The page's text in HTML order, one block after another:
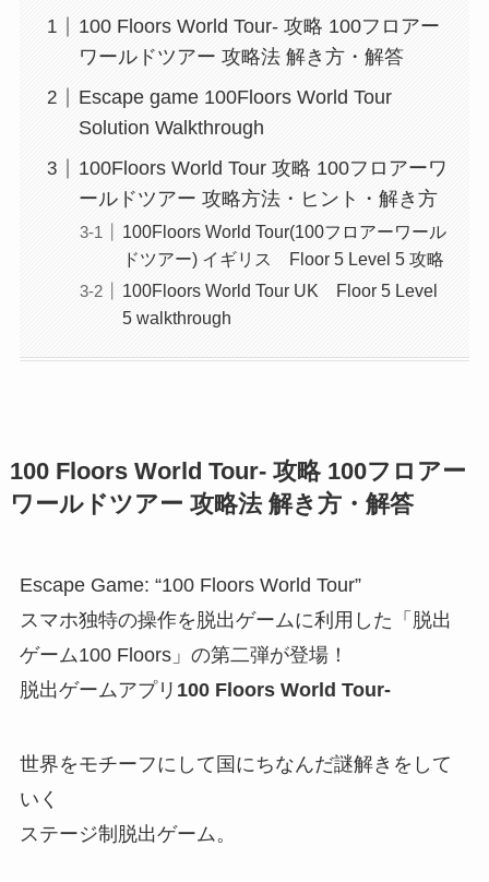
100 Floors World Tour- 攻略 100フロアー
ワールドツアー 攻略法 解き方・解答
Escape game 100Floors World Tour
Solution Walkthrough
100Floors World Tour 攻略 100フロアーワ
ールドツアー 攻略方法・ヒント・解き方
100Floors World Tour(100フロアーワール
ドツアー) イギリス Floor 5 Level 5 攻略
100Floors World Tour UK Floor 5 Level
5 walkthrough
100 Floors World Tour- 攻略 100フロアー
ワールドツアー 攻略法 解き方・解答
Escape Game: “100 Floors World Tour”
スマホ独特の操作を脱出ゲームに利用した「脱出
ゲーム100 Floors」の第二弾が登場！
脱出ゲームアプリ 100 Floors World Tour-
世界をモチーフにして国にちなんだ謎解きをして
いく
ステージ制脱出ゲーム。